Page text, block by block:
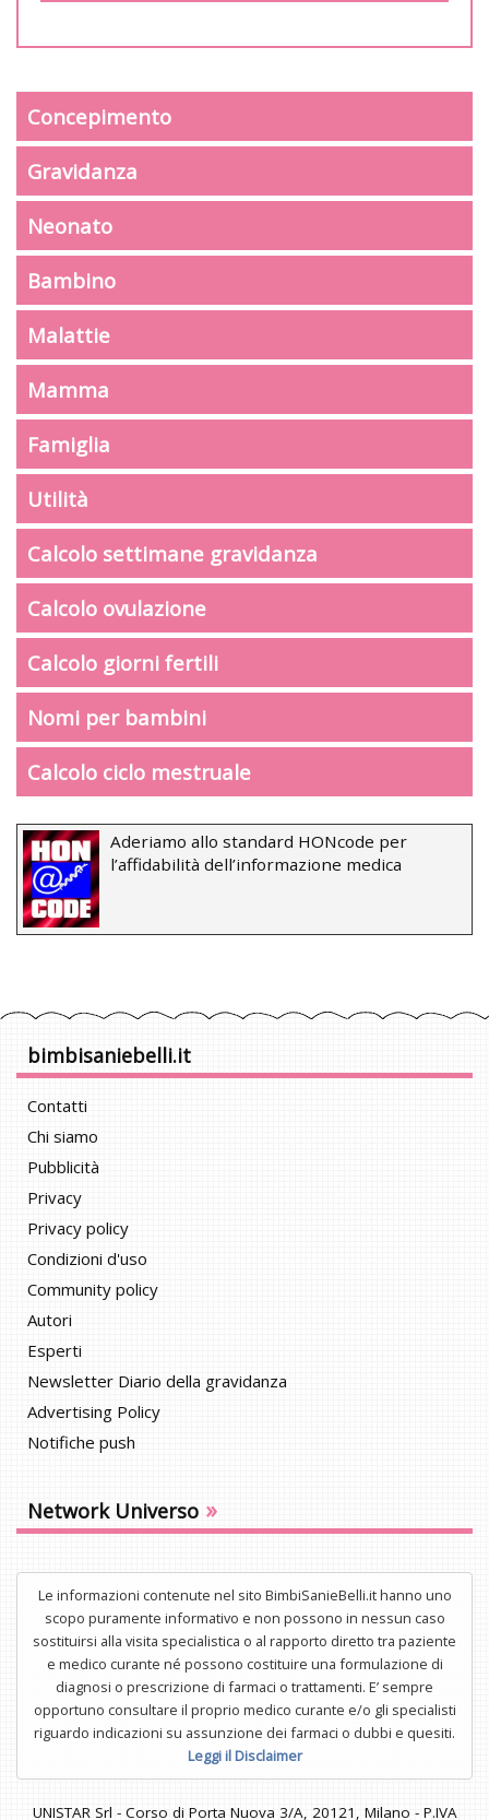
Concepimento
Gravidanza
Neonato
Bambino
Malattie
Mamma
Famiglia
Utilità
Calcolo settimane gravidanza
Calcolo ovulazione
Calcolo giorni fertili
Nomi per bambini
Calcolo ciclo mestruale
Aderiamo allo standard HONcode per
l’affidabilità dell’informazione medica
bimbisaniebelli.it
Contatti
Chi siamo
Pubblicità
Privacy
Privacy policy
Condizioni d'uso
Community policy
Autori
Esperti
Newsletter Diario della gravidanza
Advertising Policy
Notifiche push
Network Universo »
Le informazioni contenute nel sito BimbiSanieBelli.it hanno uno
scopo puramente informativo e non possono in nessun caso
sostituirsi alla visita specialistica o al rapporto diretto tra paziente
e medico curante né possono costituire una formulazione di
diagnosi o prescrizione di farmaci o trattamenti. E’ sempre
opportuno consultare il proprio medico curante e/o gli specialisti
riguardo indicazioni su assunzione dei farmaci o dubbi e quesiti.
Leggi il Disclaimer
UNISTAR Srl - Corso di Porta Nuova 3/A, 20121, Milano - P.IVA